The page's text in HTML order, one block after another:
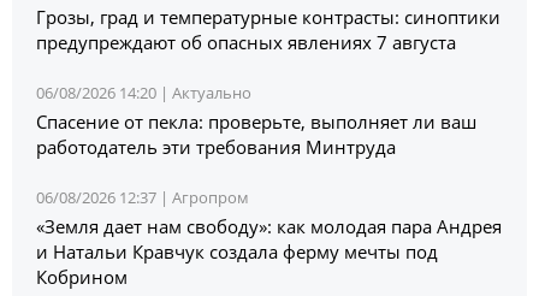
Грозы, град и температурные контрасты: синоптики
предупреждают об опасных явлениях 7 августа
06/08/2026 14:20 | Актуально
Спасение от пекла: проверьте, выполняет ли ваш
работодатель эти требования Минтруда
06/08/2026 12:37 | Агропром
«Земля дает нам свободу»: как молодая пара Андрея
и Натальи Кравчук создала ферму мечты под
Кобрином